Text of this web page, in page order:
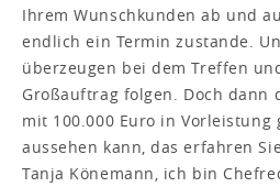
Ihrem Wunschkunden ab und
endlich ein Termin zustande.
überzeugen bei dem Treffen
Großauftrag folgen. Doch dann
mit 100.000 Euro in Vorleistung
aussehen kann, das erfahren
Tanja Könemann, ich bin